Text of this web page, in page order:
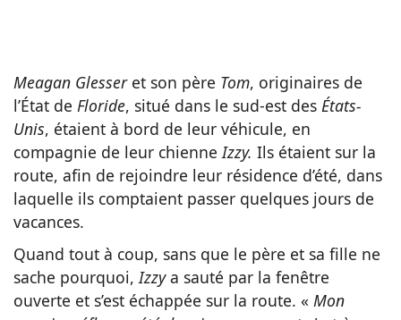
Meagan Glesseret son père Tom, originaires de
l’État de Floride, situé dans le sud-est des États-
Unis, étaient à bord de leur véhicule, en
compagnie de leur chienne Izzy. Ils étaient sur la
route, afin de rejoindre leur résidence d’été, dans
laquelle ils comptaient passer quelques jours de
vacances.
Quand tout à coup, sans que le père et sa fille ne
sache pourquoi,Izzya sauté par la fenêtre
ouverte et s’est échappée sur la route. « Mon